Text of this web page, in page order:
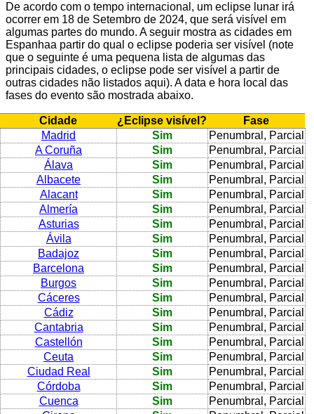
De acordo com o tempo internacional, um eclipse lunar irá
ocorrer em 18 de Setembro de 2024, que será visível em
algumas partes do mundo. A seguir mostra as cidades em
Espanhaa partir do qual o eclipse poderia ser visível (note
que o seguinte é uma pequena lista de algumas das
principais cidades, o eclipse pode ser visível a partir de
outras cidades não listados aqui). A data e hora local das
fases do evento são mostrada abaixo.
Cidade ¿Eclipse visível?
Fase
Madrid
Sim
Penumbral, Parcial
A Coruña
Sim
Penumbral, Parcial
Álava
Sim
Penumbral, Parcial
Albacete
Sim
Penumbral, Parcial
Alacant
Sim
Penumbral, Parcial
Almería
Sim
Penumbral, Parcial
Asturias
Sim
Penumbral, Parcial
Ávila
Sim
Penumbral, Parcial
Badajoz
Sim
Penumbral, Parcial
Barcelona
Sim
Penumbral, Parcial
Burgos
Sim
Penumbral, Parcial
Cáceres
Sim
Penumbral, Parcial
Cádiz
Sim
Penumbral, Parcial
Cantabria
Sim
Penumbral, Parcial
Castellón
Sim
Penumbral, Parcial
Ceuta
Sim
Penumbral, Parcial
Ciudad Real
Sim
Penumbral, Parcial
Córdoba
Sim
Penumbral, Parcial
Cuenca
Sim
Penumbral, Parcial